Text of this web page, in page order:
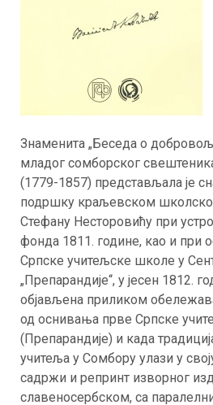
Знаменита „Беседа о
младог сомборског
(1779-1857) представљала је
подршку краљевском
Стефану Несторовићу при
фонда 1811. године, као и при
Српске учитељске школе у
„Препарандије“, у јесен 1812.
објављена приликом
од оснивања прве Српске
(Препарандије) и када
учитеља у Сомбору улази у
садржи и репринт изворног
славеносербском, са